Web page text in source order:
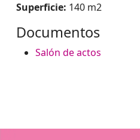
Superficie: 140 m2
Documentos
Salón de actos